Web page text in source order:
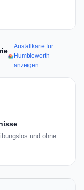
Ausfallkarte für
Humbleworth
anzeigen
und ohne